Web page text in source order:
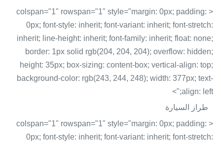
< colspan="1" rowspan="1" style="margin: 0px; padding:
0px; font-style: inherit; font-variant: inherit; font-stretch:
inherit; line-height: inherit; font-family: inherit; float: none;
border: 1px solid rgb(204, 204, 204); overflow: hidden;
height: 35px; box-sizing: content-box; vertical-align: top;
background-color: rgb(243, 244, 248); width: 377px; text-
align: left;">
طراز السيارة
< colspan="1" rowspan="1" style="margin: 0px; padding:
0px; font-style: inherit; font-variant: inherit; font-stretch: